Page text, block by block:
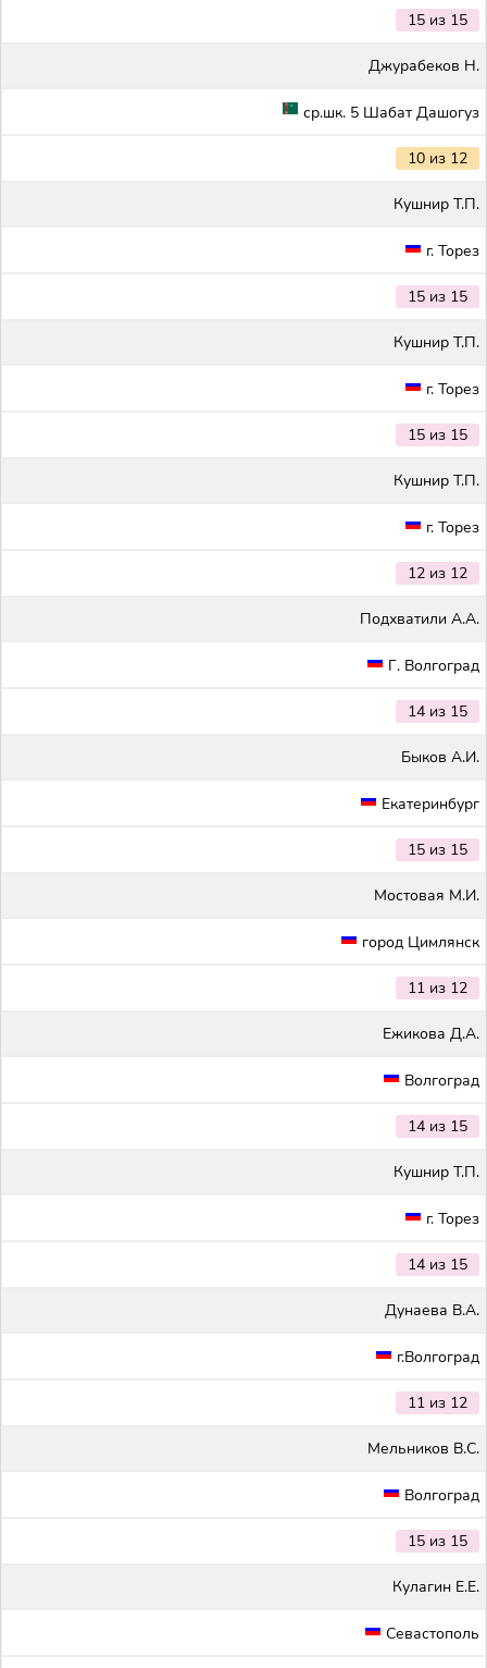
15 из 15
Джурабеков Н.
ср.шк. 5 Шабат Дашогуз
10 из 12
Кушнир Т.П.
г. Торез
15 из 15
Кушнир Т.П.
г. Торез
15 из 15
Кушнир Т.П.
г. Торез
12 из 12
Подхватили А.А.
Г. Волгоград
14 из 15
Быков А.И.
Екатеринбург
15 из 15
Мостовая М.И.
город Цимлянск
11 из 12
Ежикова Д.А.
Волгоград
14 из 15
Кушнир Т.П.
г. Торез
14 из 15
Дунаева В.А.
г.Волгоград
11 из 12
Мельников В.С.
Волгоград
15 из 15
Кулагин Е.Е.
Севастополь